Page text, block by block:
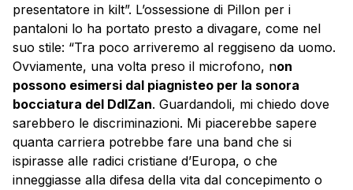
presentatore in kilt”. L’ossessione di Pillon per i
pantaloni lo ha portato presto a divagare, come nel
suo stile: “Tra poco arriveremo al reggiseno da uomo.
Ovviamente, una volta preso il microfono, non
possono esimersi dal piagnisteo per la sonora
bocciatura del DdlZan. Guardandoli, mi chiedo dove
sarebbero le discriminazioni. Mi piacerebbe sapere
quanta carriera potrebbe fare una band che si
ispirasse alle radici cristiane d’Europa, o che
inneggiasse alla difesa della vita dal concepimento o